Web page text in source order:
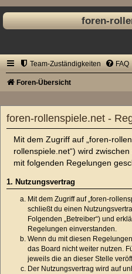
foren-
Team-Zuständigkeiten FAQ
Foren-Übersicht
foren-rollenspiele.net -
Mit dem Zugriff auf „foren-
rollenspiele.net“) wird
mit folgenden Regelungen
1. Nutzungsvertrag
Mit dem Zugriff auf „foren-
schließt du einen
Folgenden „Betreiber“) und
Regelungen einverstanden.
Wenn du mit diesen
das Board nicht weiter nutzen.
jeweils die an dieser Stelle
Der Nutzungsvertrag wird auf